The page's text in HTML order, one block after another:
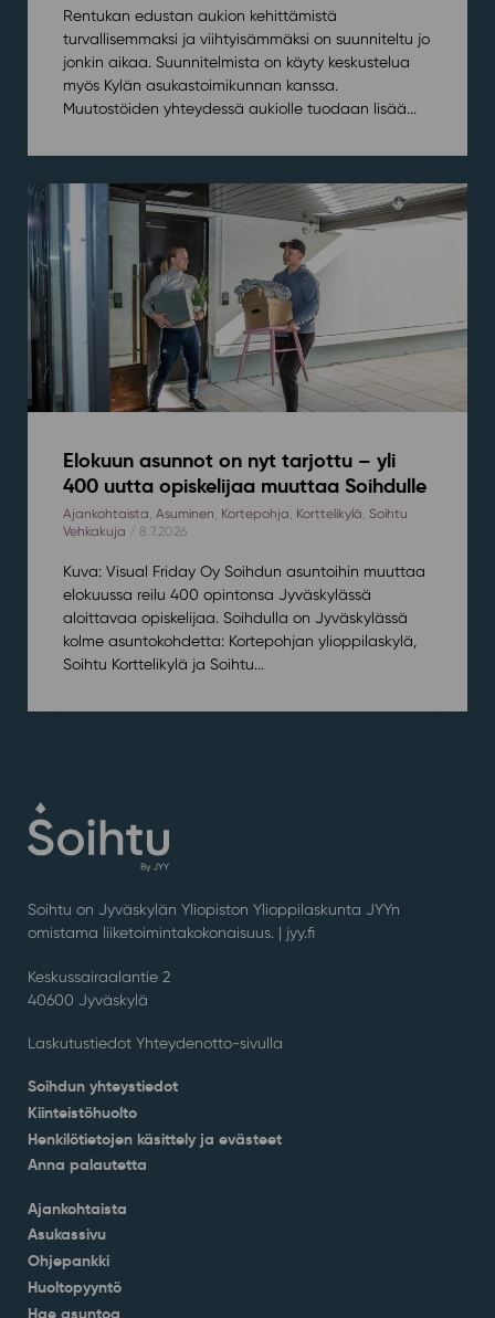
Rentukan edustan aukion kehittämistä
turvallisemmaksi ja viihtyisämmäksi on suunniteltu jo
jonkin aikaa. Suunnitelmista on käyty keskustelua
myös Kylän asukastoimikunnan kanssa.
Muutostöiden yhteydessä aukiolle tuodaan lisää...
Elokuun asunnot on nyt tarjottu – yli
400 uutta opiskelijaa muuttaa Soihdulle
Ajankohtaista, Asuminen, Kortepohja, Korttelikylä, Soihtu
Vehkakuja / 8.7.2026
Kuva: Visual Friday Oy Soihdun asuntoihin muuttaa
elokuussa reilu 400 opintonsa Jyväskylässä
aloittavaa opiskelijaa. Soihdulla on Jyväskylässä
kolme asuntokohdetta: Kortepohjan ylioppilaskylä,
Soihtu Korttelikylä ja Soihtu...
Soihtu on Jyväskylän Yliopiston Ylioppilaskunta JYYn
omistama liiketoimintakokonaisuus. | jyy.fi
Keskussairaalantie 2
40600 Jyväskylä
Laskutustiedot Yhteydenotto-sivulla
Soihdun yhteystiedot
Kiinteistöhuolto
Henkilötietojen käsittely ja evästeet
Anna palautetta
Ajankohtaista
Asukassivu
Ohjepankki
Huoltopyyntö
Hae asuntoa